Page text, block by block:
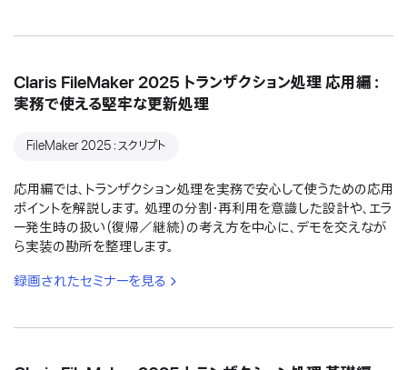
Claris FileMaker 2025 トランザクション処理 応用編：
実務で使える堅牢な更新処理
FileMaker 2025：スクリプト
応用編では、トランザクション処理を実務で安心して使うための応用
ポイントを解説します。 処理の分割・再利用を意識した設計や、エラ
ー発生時の扱い（復帰／継続）の考え方を中心に、デモを交えなが
ら実装の勘所を整理します。
録画されたセミナーを見る